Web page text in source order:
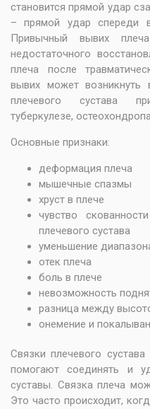
становится прямой удар
– прямой удар спереди
Привычный вывих
недостаточного
плеча после
вывих может возникнуть
плечевого сустава
туберкулезе,
Основные признаки:
деформация плеча
мышечные спазмы
хруст в плече
чувство
плечевого сустава
уменьшение
отек плеча
боль в плече
невозможность
разница между
онемение и
Связки плечевого
помогают соединять и
суставы. Связка плеча
Это часто происходит,